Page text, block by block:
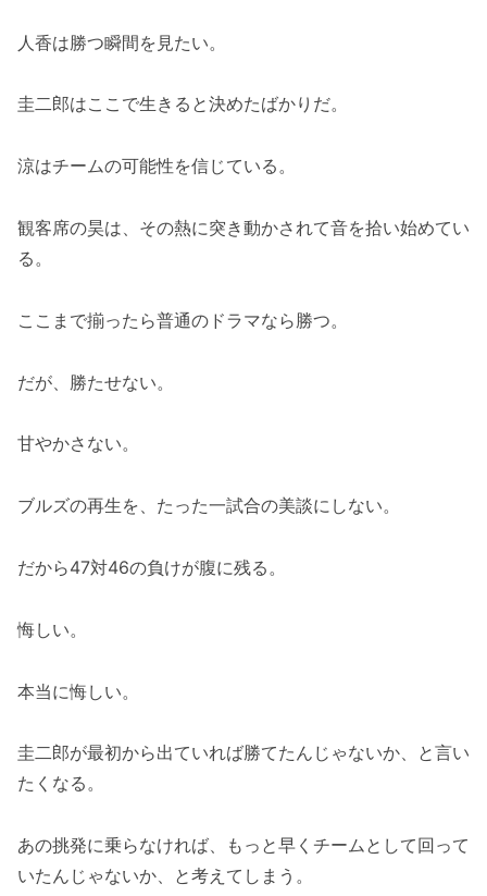
人香は勝つ瞬間を見たい。
圭二郎はここで生きると決めたばかりだ。
涼はチームの可能性を信じている。
観客席の昊は、その熱に突き動かされて音を拾い始めてい
る。
ここまで揃ったら普通のドラマなら勝つ。
だが、勝たせない。
甘やかさない。
ブルズの再生を、たった一試合の美談にしない。
だから47対46の負けが腹に残る。
悔しい。
本当に悔しい。
圭二郎が最初から出ていれば勝てたんじゃないか、と言い
たくなる。
あの挑発に乗らなければ、もっと早くチームとして回って
いたんじゃないか、と考えてしまう。